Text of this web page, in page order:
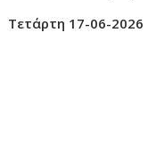
Τετάρτη 17-06-2026